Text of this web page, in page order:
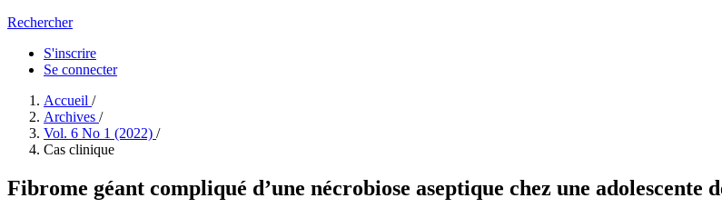
Rechercher
S'inscrire
Se connecter
Accueil /
Archives /
Vol. 6 No 1 (2022) /
Cas clinique
Fibrome géant compliqué d’une nécrobiose aseptique chez une adolescente